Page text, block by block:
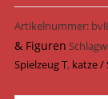
Spielturm
Bo
Kunststoff
25
Artikelnummer:
& Figuren
Spielzeug T, katze /